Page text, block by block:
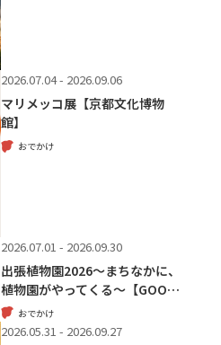
2026.07.04 - 2026.09.06
マリメッコ展【京都文化博物
館】
おでかけ
2026.07.01 - 2026.09.30
出張植物園2026～まちなかに、
植物園がやってくる～【GOO…
おでかけ
2026.05.31 - 2026.09.27